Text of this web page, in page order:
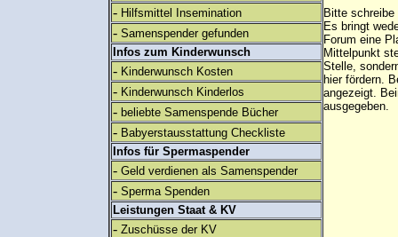
- Hilfsmittel Insemination
- Samenspender gefunden
Infos zum Kinderwunsch
- Kinderwunsch Kosten
- Kinderwunsch Kinderlos
- beliebte Samenspende Bücher
- Babyerstausstattung Checkliste
Infos für Spermaspender
- Geld verdienen als Samenspender
- Sperma Spenden
Leistungen Staat & KV
- Zuschüsse der KV
Bitte
Es bringt
Forum eine
Mittelpunkt
Stelle,
hier fördern.
angezeigt.
ausgegeben.